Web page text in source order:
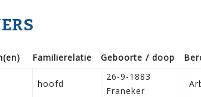
Familie­relatie Geboorte / doop
hoofd
26-9-1883
Franeker